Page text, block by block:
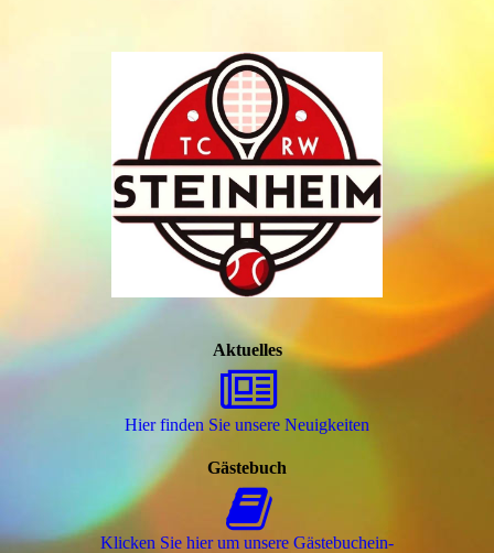
Aktuelles
Hier finden Sie unsere Neuigkeiten
Gästebuch
Klicken Sie hier um unsere Gäs­te­buch­ein­